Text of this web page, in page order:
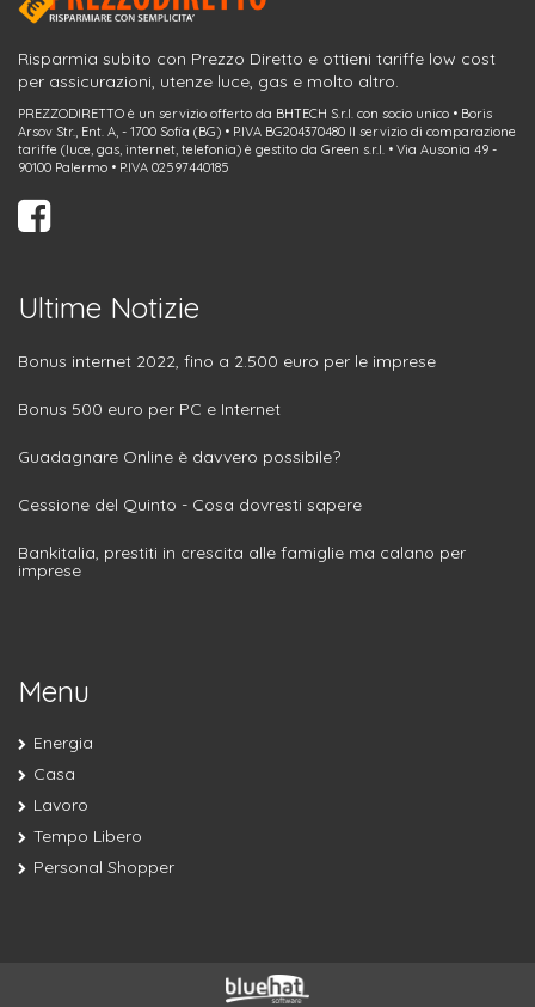
Risparmia subito con Prezzo Diretto e ottieni tariffe low cost
per assicurazioni, utenze luce, gas e molto altro.
PREZZODIRETTO è un servizio offerto da BHTECH S.r.l. con socio unico • Boris
Arsov Str., Ent. A, - 1700 Sofia (BG) • P.IVA BG204370480 Il servizio di comparazione
tariffe (luce, gas, internet, telefonia) è gestito da Green s.r.l. • Via Ausonia 49 -
90100 Palermo • P.IVA 02597440185
Ultime Notizie
Bonus internet 2022, fino a 2.500 euro per le imprese
Bonus 500 euro per PC e Internet
Guadagnare Online è davvero possibile?
Cessione del Quinto - Cosa dovresti sapere
Bankitalia, prestiti in crescita alle famiglie ma calano per
imprese
Menu
Energia
Casa
Lavoro
Tempo Libero
Personal Shopper